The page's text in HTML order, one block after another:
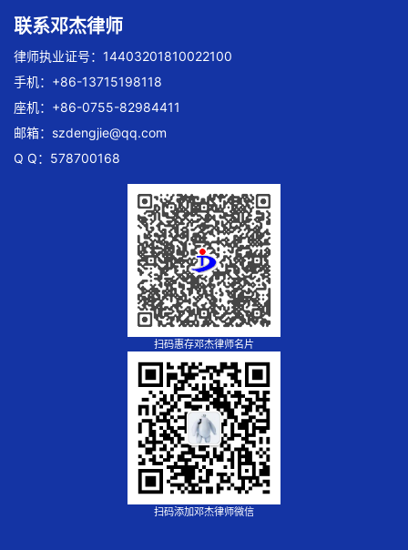
联系邓杰律师
律师执业证号：14403201810022100
手机：+86-13715198118
座机：+86-0755-82984411
邮箱： szdengjie@qq.com
Q Q：578700168
扫码惠存邓杰律师名片
扫码添加邓杰律师微信